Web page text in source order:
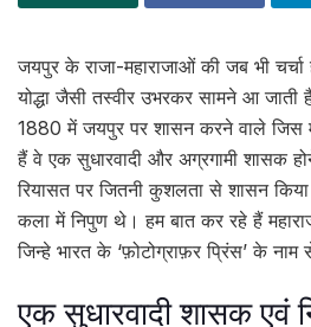
जयपुर के राजा-महाराजाओं की जब भी चर्चा
योद्धा जैसी तस्वीर उभरकर सामने आ
1880 में जयपुर पर शासन करने वाले जिस
हैं वे एक सुधारवादी और अग्रगामी शासक
रियासत पर जितनी कुशलता से शासन
कला में निपुण थे। हम बात कर रहे हैं
जिन्हे भारत के ‘फ़ोटोग्राफ़र प्रिंस’ के नाम
एक सुधारवादी शासक एवं